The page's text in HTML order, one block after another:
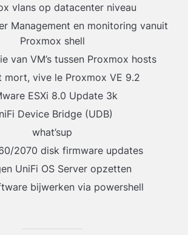
vlans op datacenter niveau
Management en monitoring vanuit
Proxmox shell
van VM’s tussen Proxmox hosts
mort, vive le Proxmox VE 9.2
ESXi 8.0 Update 3k
Device Bridge (UDB)
what’sup
2070 disk firmware updates
UniFi OS Server opzetten
bijwerken via powershell